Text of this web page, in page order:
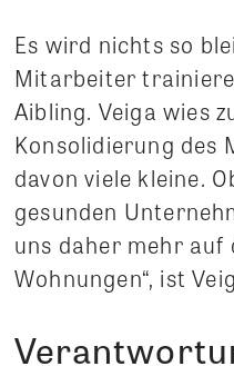
Es wird nichts so
Mitarbeiter
Aibling. Veiga wies
Konsolidierung des
davon viele kleine.
gesunden
uns daher mehr
Wohnungen“, ist